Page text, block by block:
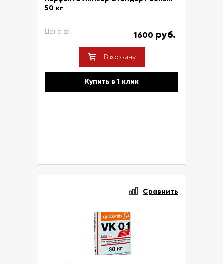
50 кг
Цена за 1600 руб.
В корзину
Купить в 1 клик
Сравнить